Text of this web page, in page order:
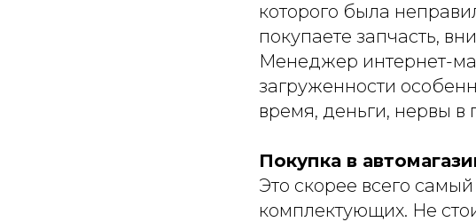
которого была
покупаете запчасть,
Менеджер интернет-
загруженности
время, деньги, нервы в
Покупка в
Это скорее всего
комплектующих. Не